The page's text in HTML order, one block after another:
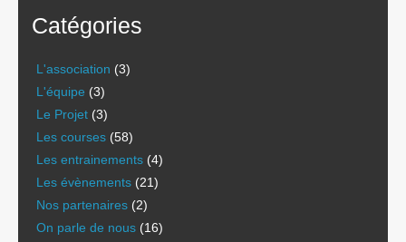
Catégories
L'association (3)
L'équipe (3)
Le Projet (3)
Les courses (58)
Les entrainements (4)
Les évènements (21)
Nos partenaires (2)
On parle de nous (16)